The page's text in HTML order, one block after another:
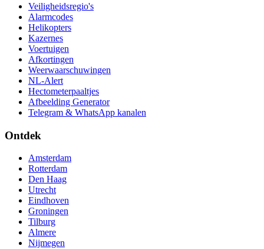
Veiligheidsregio's
Alarmcodes
Helikopters
Kazernes
Voertuigen
Afkortingen
Weerwaarschuwingen
NL-Alert
Hectometerpaaltjes
Afbeelding Generator
Telegram & WhatsApp kanalen
Ontdek
Amsterdam
Rotterdam
Den Haag
Utrecht
Eindhoven
Groningen
Tilburg
Almere
Nijmegen